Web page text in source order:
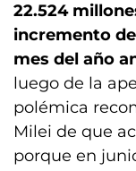
22.524
incremento
mes del año
luego de la
polémica
Milei de que
porque en